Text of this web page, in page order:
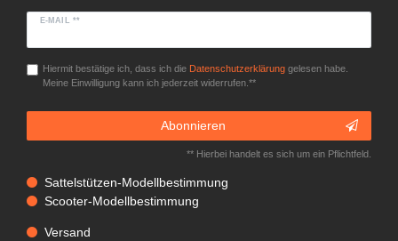
E-MAIL **
Hiermit bestätige ich, dass ich die Daten­schutz­erklärunggelesen habe.
Meine Einwilligung kann ich jederzeit widerrufen.**
Abonnieren
** Hierbei handelt es sich um ein Pflichtfeld.
Sattelstützen-Modellbestimmung
Scooter-Modellbestimmung
Versand